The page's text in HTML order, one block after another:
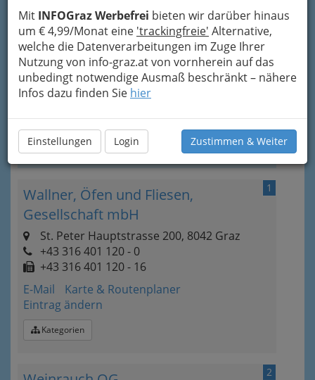
Mit INFOGraz Werbefrei bieten wir darüber hinaus
um € 4,99/Monat eine 'trackingfreie' Alternative,
welche die Datenverarbeitungen im Zuge Ihrer
Nutzung von info-graz.at von vornherein auf das
unbedingt notwendige Ausmaß beschränkt – nähere
Infos dazu finden Sie hier
Einstellungen Login Zustimmen & Weiter
Bezirksauswahl
Alle Bezirke
1
Wallner, Öfen und Fliesen,
Gesellschaft mbH
St. Peter Hauptstrasse 200, 8042 Graz
+43 316 401 120 - 0
+43 316 401 120 - 16
E-Mail
Karte & Routenplaner
Eintrag ändern
Kategorien
2